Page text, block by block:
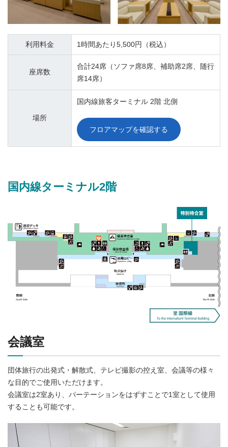
利用料金 1時間あたり5,500円（税込）
座席数
合計24席（ソファ席8席、補助席2席、随行
席14席）
場所
国内線旅客ターミナル 2階 北側
フロアマップを確認する
国内線ターミナル2階
会議室
団体旅行の出発式・解散式、テレビ撮影の控え室、会議等の様々
な目的でご使用いただけます。
会議室は2室あり、パーテーションをはずすことで1室として使用
することも可能です。